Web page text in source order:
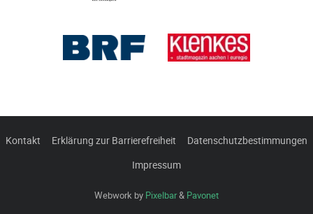
Kontakt Erklärung zur Barrierefreiheit
Datenschutzbestimmungen
Impressum
Webwork by Pixelbar& Pavonet